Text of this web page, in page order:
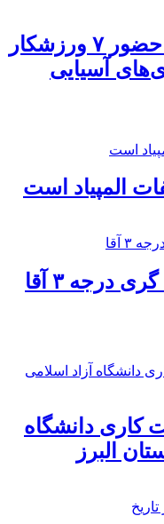
۲ مدال برنز نتیجه حضور ۷ ورزشکار
آسیایی
المپیاد است
درجه ۳ آقا
کاری دانشگاه
البرز